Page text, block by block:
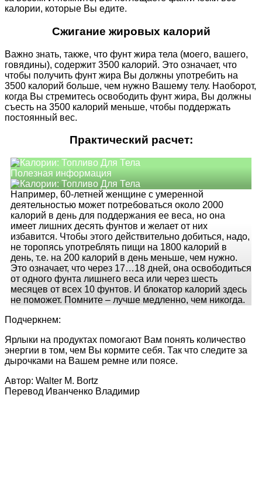
калории, которые Вы едите.
Сжигание жировых калорий
Важно знать, также, что фунт жира тела (моего, вашего,
говядины), содержит 3500 калорий. Это означает, что
чтобы получить фунт жира Вы должны употребить на
3500 калорий больше, чем нужно Вашему телу. Наоборот,
когда Вы стремитесь освободить фунт жира, Вы должны
съесть на 3500 калорий меньше, чтобы поддержать
постоянный вес.
Практический расчет:
Полезная информация
Например, 60-летней женщине с умеренной
деятельностью может потребоваться около 2000
калорий в день для поддержания ее веса, но она
имеет лишних десять фунтов и желает от них
избавится. Чтобы этого действительно добиться, надо,
не торопясь употреблять пищи на 1800 калорий в
день, т.е. на 200 калорий в день меньше, чем нужно.
Это означает, что через 17…18 дней, она освободиться
от одного фунта лишнего веса или через шесть
месяцев от всех 10 фунтов. И блокатор калорий здесь
не поможет. Помните – лучше медленно, чем никогда.
Подчеркнем:
Ярлыки на продуктах помогают Вам понять количество
энергии в том, чем Вы кормите себя. Так что следите за
дырочками на Вашем ремне или поясе.
Автор: Walter M. Bortz
Перевод Иванченко Владимир